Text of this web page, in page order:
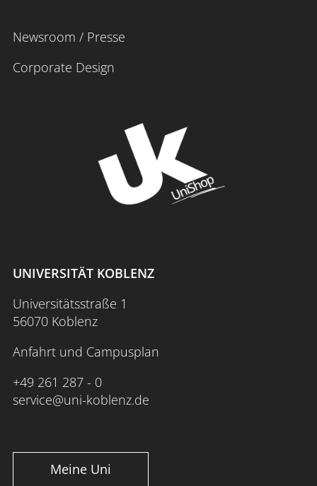
Newsroom / Presse
Corporate Design
UNIVERSITÄT KOBLENZ
Universitätsstraße 1
56070 Koblenz
Anfahrt und Campusplan
+49 261 287 - 0
service@uni-koblenz.de
Meine Uni